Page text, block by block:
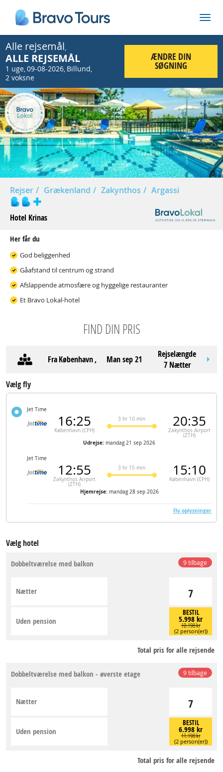
Alle rejsemål,
ALLE REJSEMÅL
1 uge,09-08-2026, Billund,
2 voksne
ÆNDRE DIN
SØGNING
Prev
Rejser Grækenland Zakynthos Argassi
Hotel Krinas
Her får du
God beliggenhed
Gåafstand til centrum og strand
Afslappende atmosfære og hyggelige restauranter
Et Bravo Lokal-hotel
FIND DIN PRIS
FraKøbenhavn, man sep 21
Rejselængde
7 Nætter
Vælg fly
Jet Time
16:25
København (CPH)
3 hr 10 min 20:35
Zakynthos Airport
(ZTH)
Udrejse: mandag 21 sep 2026
Jet Time
12:55
Zakynthos Airport
(ZTH)
3 hr 15 min 15:10
København (CPH)
Hjemrejse: mandag 28 sep 2026
Fly oplysninger
Vælg hotel
9 tilbage
Dobbeltværelse med balkon
7
Nætter
BESTIL
5.998 kr
10.198 kr
(2 person(er))
Uden pension
Total pris for alle rejsende
9 tilbage
Dobbeltværelse med balkon - øverste etage
7
Nætter
BESTIL
6.998 kr
11.198 kr
(2 person(er))
Uden pension
Total pris for alle rejsende